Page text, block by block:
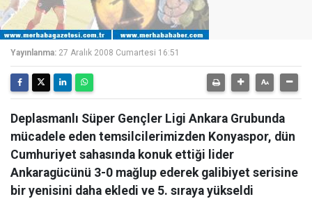
Yayınlanma: 27 Aralık 2008 Cumartesi 16:51
Deplasmanlı Süper Gençler Ligi Ankara Grubunda
mücadele eden temsilcilerimizden Konyaspor, dün
Cumhuriyet sahasında konuk ettiği lider
Ankaragücünü 3-0 mağlup ederek galibiyet serisine
bir yenisini daha ekledi ve 5. sıraya yükseldi